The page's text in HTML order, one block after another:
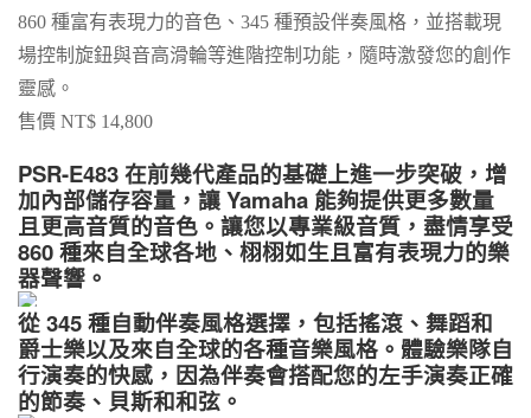
860 種富有表現力的音色、345 種預設伴奏風格，並搭載現
場控制旋鈕與音高滑輪等進階控制功能，隨時激發您的創作
靈感。
售價 NT$ 14,800
PSR-E483 在前幾代產品的基礎上進一步突破，增
加內部儲存容量，讓 Yamaha 能夠提供更多數量
且更高音質的音色。讓您以專業級音質，盡情享受
860 種來自全球各地、栩栩如生且富有表現力的樂
器聲響。
從 345 種自動伴奏風格選擇，包括搖滾、舞蹈和
爵士樂以及來自全球的各種音樂風格。體驗樂隊自
行演奏的快感，因為伴奏會搭配您的左手演奏正確
的節奏、貝斯和和弦。